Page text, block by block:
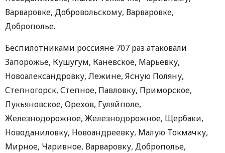
Варваровке, Добровольскому, Варваровке,
Доброполье.
Беспилотниками россияне 707 раз атаковали
Запорожье, Кушугум, Каневское, Марьевку,
Новоалександровку, Лежине, Ясную Поляну,
Степногорск, Степное, Павловку, Приморское,
Лукьяновское, Орехов, Гуляйполе,
Железнодорожное, Железнодорожное, Щербаки,
Новоданиловку, Новоандреевку, Малую Токмачку,
Мирное, Чаривное, Варваровку, Доброполье,